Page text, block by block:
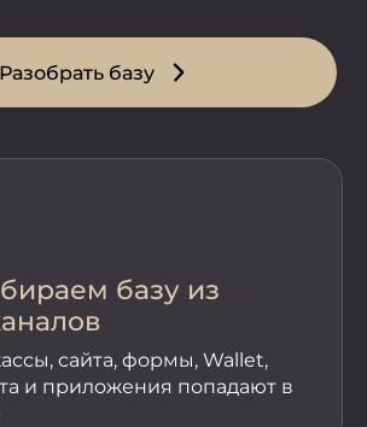
Разобрать базу
базу из
сайта, формы, Wallet,
и приложения попадают в